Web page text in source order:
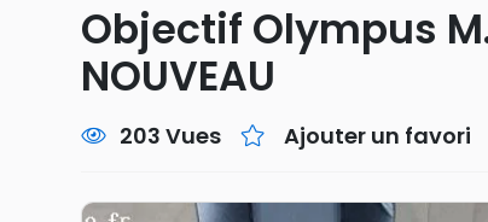
Objectif Olympus
NOUVEAU
203 Vues Ajouter un favori